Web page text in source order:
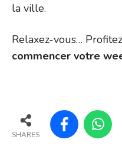
la ville.
Relaxez-vous…
commencer votre
SHARES